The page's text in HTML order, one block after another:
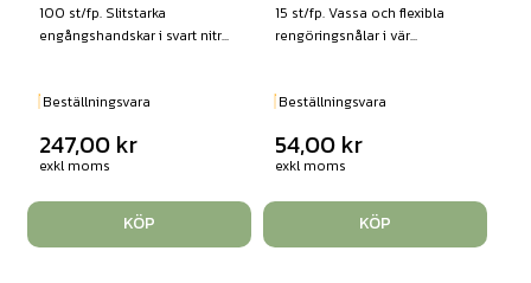
100 st/fp. Slitstarka
engångshandskar i svart nitr...
Beställningsvara
247,00 kr
exkl moms
KÖP
15 st/fp. Vassa och flexibla
rengöringsnålar i vär...
Beställningsvara
54,00 kr
exkl moms
KÖP